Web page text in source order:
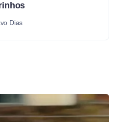
Dias